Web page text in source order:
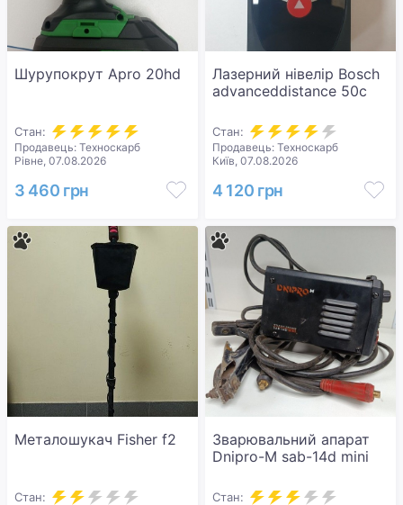
Шурупокрут Apro 20hd
Стан:
Продавець: Техноскарб
Рівне, 07.08.2026
3 460 грн
Лазерний нівелір Bosch
advanceddistance 50c
Стан:
Продавець: Техноскарб
Київ, 07.08.2026
4 120 грн
Металошукач Fisher f2
Стан:
Зварювальний апарат
Dnipro-M sab-14d mini
Стан: